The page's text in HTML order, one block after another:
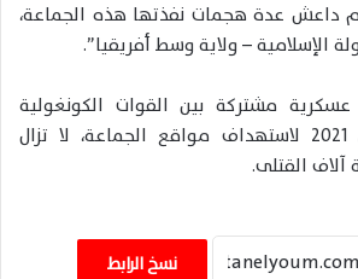
تنظيم داعش عدة هجمات نفذتها هذه الجماعة،
الإسلامية – ولاية وسط أفريقيا”.
مشتركة بين القوات الكونغولية
والأوغندية منذ عام 2021 لاستهداف مواقع الجماعة، لا تزال
آلاف القتلى.
نسخ الرابط